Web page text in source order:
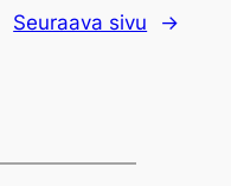
Seuraava sivu →